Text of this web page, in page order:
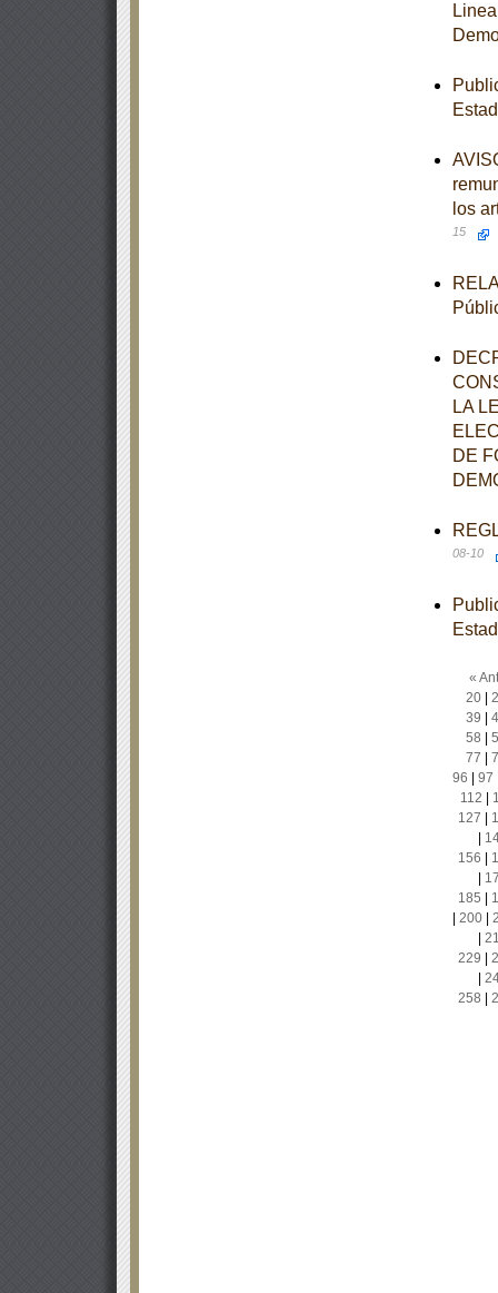
los
15
LA
DE
08-10
«
20|
39
58
77
96
97
112
127
156
185
200|
229
258